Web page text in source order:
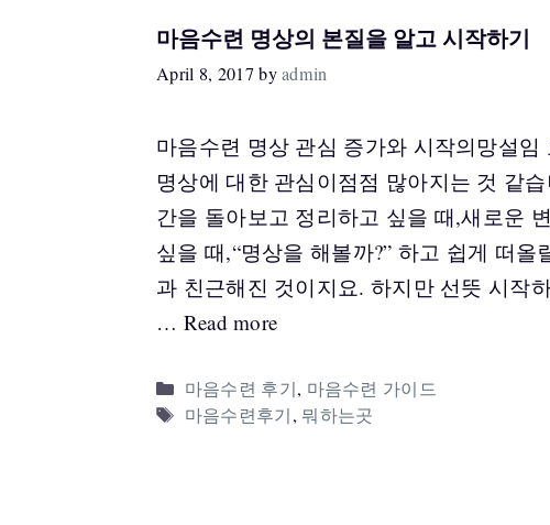
마음수련 명상의 본질을 알고 시작하기
April 8, 2017byadmin
마음수련 명상 관심 증가와 시작의망설임
명상에 대한 관심이점점 많아지는 것 같
간을 돌아보고 정리하고 싶을 때,새로운
싶을 때,“명상을 해볼까?” 하고 쉽게 떠올
과 친근해진 것이지요. 하지만 선뜻 시작
… Read more
Categories
마음수련 후기, 마음수련 가이드
Tags
마음수련후기, 뭐하는곳